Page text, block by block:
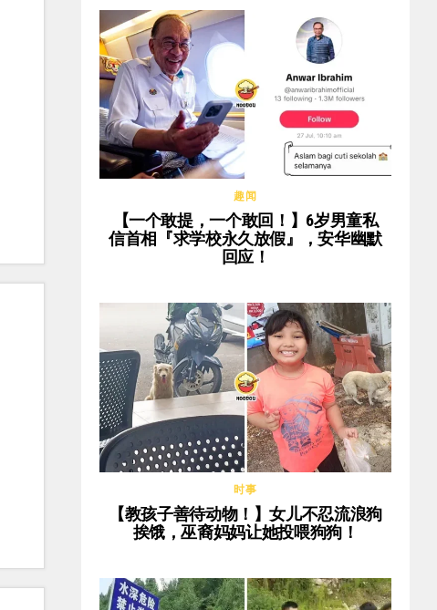
趣闻
【一个敢提，一个敢回！】6岁男童私
信首相『求学校永久放假』，安华幽默
回应！
时事
【教孩子善待动物！】女儿不忍流浪狗
挨饿，巫裔妈妈让她投喂狗狗！